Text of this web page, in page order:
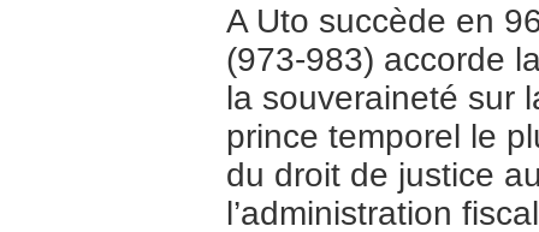
A Uto succède en
(973-983) accorde
la souveraineté sur
prince temporel le
du droit de justice
l’administration